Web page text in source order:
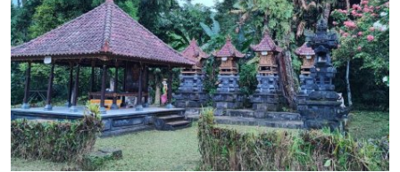
Desa Adat
Tradisi
Kearifan lokal
Alam Bali
Seni